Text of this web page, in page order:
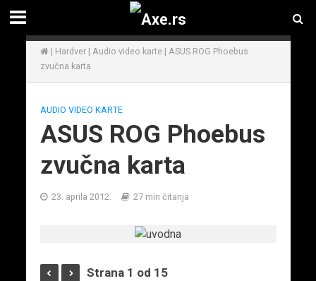
| Hardver| Audio video karte| ASUS ROG Phoebus
zvučna karta
AUDIO VIDEO KARTE
ASUS ROG Phoebus
zvučna karta
23. aprila 2012. 27 min čitanja
Strana 1 od 15